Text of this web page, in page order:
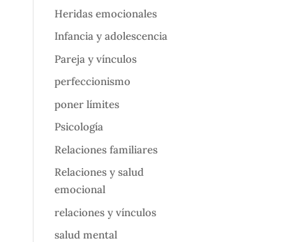
Heridas emocionales
Infancia y adolescencia
Pareja y vínculos
perfeccionismo
poner límites
Psicología
Relaciones familiares
Relaciones y salud
emocional
relaciones y vínculos
salud mental